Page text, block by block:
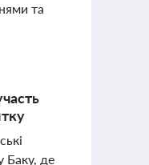
та
Баку, де